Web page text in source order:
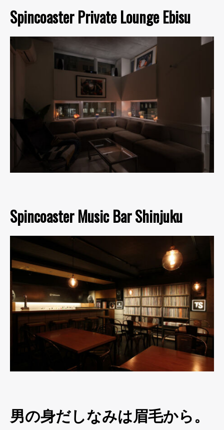
Spincoaster Private Lounge Ebisu
Spincoaster Music Bar Shinjuku
男の身だしなみは眉毛から。